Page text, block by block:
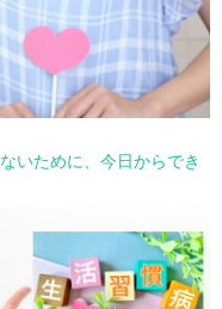
いために、今日からでき